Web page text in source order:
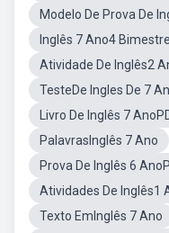
Modelo De Prova De
Inglês 7 Ano4 Bimestre
Atividade De Inglês2
TesteDe Ingles De 7
Livro De Inglês 7
PalavrasInglês 7 Ano
Prova De Inglês 6
Atividades De Inglês1
Texto EmInglês 7 Ano